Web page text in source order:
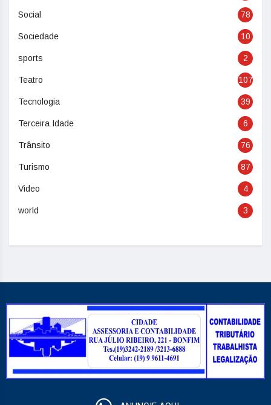
Social 78
Sociedade 10
sports 2
Teatro 107
Tecnologia 39
Terceira Idade 6
Trânsito 76
Turismo 87
Video 4
world 3